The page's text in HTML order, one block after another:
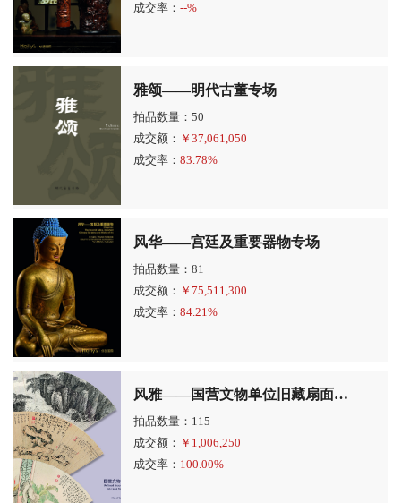
成交率： --%
雅颂——明代古董专场
拍品数量：50
成交额： ￥ 37,061,050
成交率： 83.78%
风华——宫廷及重要器物专场
拍品数量：81
成交额： ￥ 75,511,300
成交率： 84.21%
风雅——国营文物单位旧藏扇面专场
拍品数量：115
成交额： ￥ 1,006,250
成交率： 100.00%